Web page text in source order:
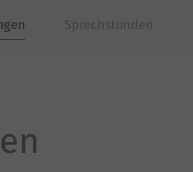
Sprechstunden